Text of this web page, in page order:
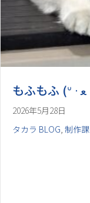
2026年5月28日
タカラ BLOG 制作課